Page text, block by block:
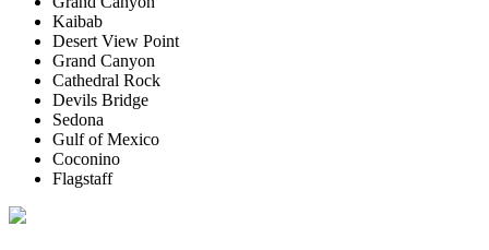
Kaibab
Desert View Point
Grand Canyon
Cathedral Rock
Devils Bridge
Sedona
Gulf of Mexico
Coconino
Flagstaff